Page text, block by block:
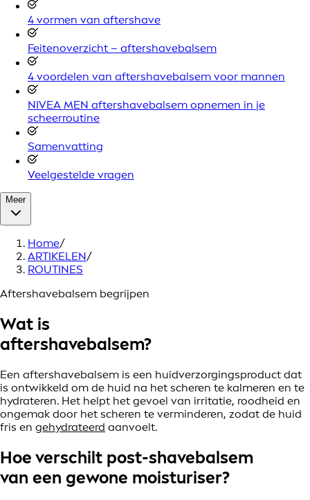
4 vormen van aftershave
Feitenoverzicht – aftershavebalsem
4 voordelen van aftershavebalsem voor mannen
NIVEA MEN aftershavebalsem opnemen in je
scheerroutine
Samenvatting
Veelgestelde vragen
Meer
Home/
ARTIKELEN/
ROUTINES
Aftershavebalsem begrijpen
Wat is
aftershavebalsem?
Een aftershavebalsem is een huidverzorgingsproduct dat
is ontwikkeld om de huid na het scheren te kalmeren en te
hydrateren. Het helpt het gevoel van irritatie, roodheid en
ongemak door het scheren te verminderen, zodat de huid
fris en gehydrateerd aanvoelt.
Hoe verschilt post-shavebalsem
van een gewone moisturiser?